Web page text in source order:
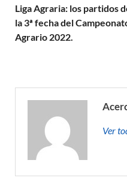
Liga Agraria: los partidos
la 3ª fecha del
Agrario 2022.
Ver